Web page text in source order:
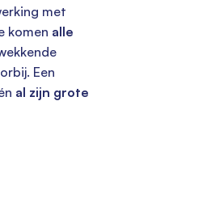
met
komen alle
Een
al zijn grote